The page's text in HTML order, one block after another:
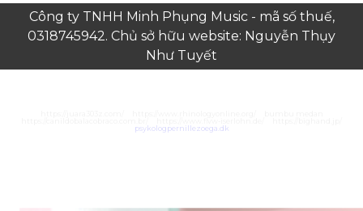
Công ty TNHH Minh Phụng Music - mã số thuế,
0318745942. Chủ sở hữu website: Nguyễn Thụy
Như Tuyết
psykologpernillezoega.dk